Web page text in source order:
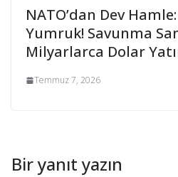
NATO’dan Dev
Yumruk! Savunma
Milyarlarca Dolar
Temmuz 7, 2026
Bir yanıt yazın